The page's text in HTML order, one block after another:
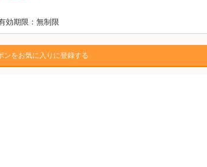
効期限：無制限
ンをお気に入りに登録する